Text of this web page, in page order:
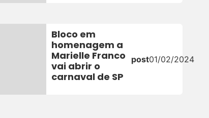
Bloco em
homenagem a
Marielle Franco
vai abrir o
carnaval de SP
post01/02/2024